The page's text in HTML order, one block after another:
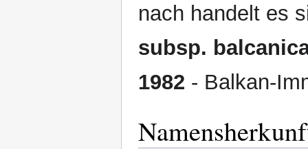
nach handelt es
subsp.
1982 - Balkan-